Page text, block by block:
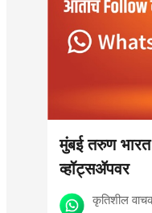
मुंबई तरुण
व्हॉट्सॲपवर
कृतिशील